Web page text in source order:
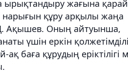
ырықтандыру жағына
құру арқылы жаңа
Ақышев. Оның айтуынша,
үшін еркін
баға құрудың еріктілігі